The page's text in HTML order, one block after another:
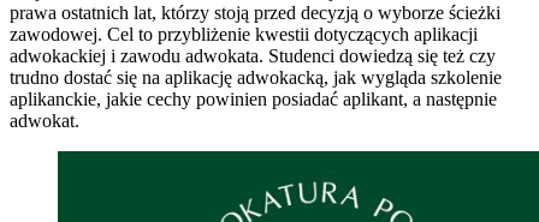
prawa ostatnich lat, którzy stoją przed decyzją o wyborze ścieżki
zawodowej. Cel to przybliżenie kwestii dotyczących aplikacji
adwokackiej i zawodu adwokata. Studenci dowiedzą się też czy
trudno dostać się na aplikację adwokacką, jak wygląda szkolenie
aplikanckie, jakie cechy powinien posiadać aplikant, a następnie
adwokat.